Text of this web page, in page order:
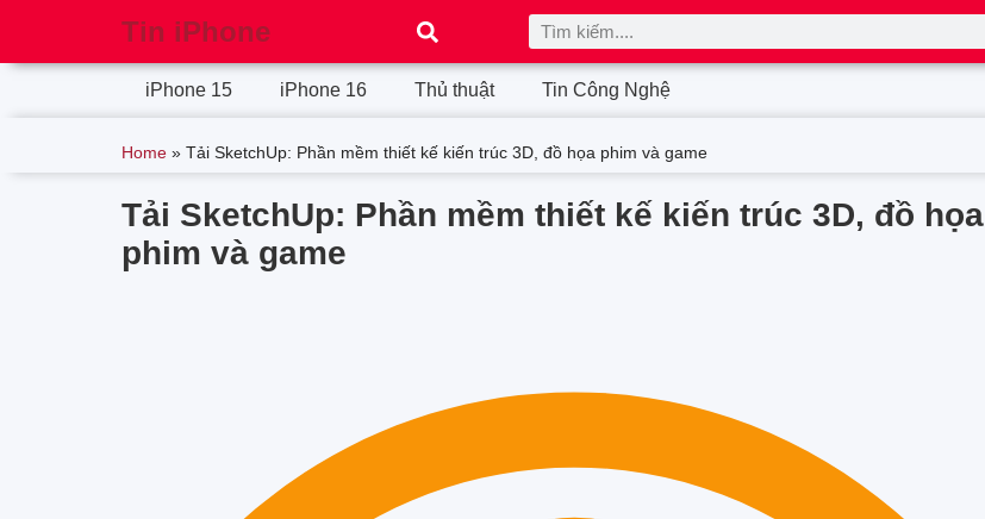
Tin iPhone
iPhone 15 iPhone 16 Thủ thuật Tin Công Nghệ
Home » Tải SketchUp: Phần mềm thiết kế kiến trúc 3D, đồ họa phim và game
Tải SketchUp: Phần mềm thiết kế kiến trúc 3D, đồ họa
phim và game